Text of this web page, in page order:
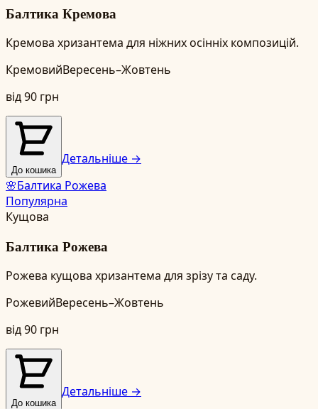
Балтика Кремова
Кремова хризантема для ніжних осінніх композицій.
КремовийВересень–Жовтень
від90 грн
До кошика
Детальніше →
🌸Балтика Рожева
Популярна
Кущова
Балтика Рожева
Рожева кущова хризантема для зрізу та саду.
РожевийВересень–Жовтень
від90 грн
До кошика
Детальніше →